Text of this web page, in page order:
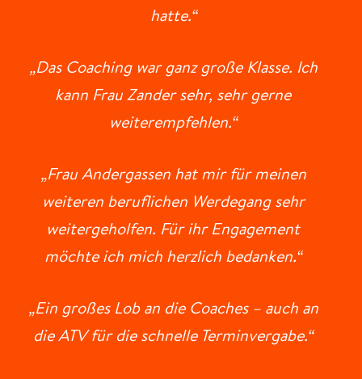
hatte.“
„Das Coaching war ganz große Klasse. Ich
kann Frau Zander sehr, sehr gerne
weiterempfehlen.“
„Frau Andergassen hat mir für meinen
weiteren beruflichen Werdegang sehr
weitergeholfen. Für ihr Engagement
möchte ich mich herzlich bedanken.“
„Ein großes Lob an die Coaches – auch an
die ATV für die schnelle Terminvergabe.“